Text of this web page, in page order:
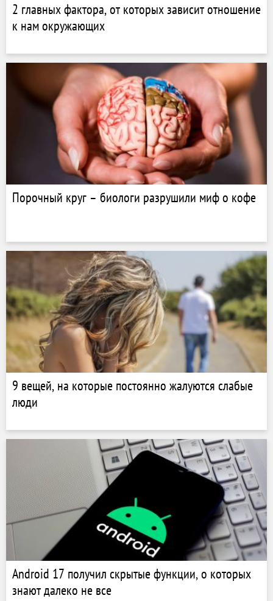
2 главных фактора, от которых зависит отношение
к нам окружающих
Порочный круг – биологи разрушили миф о кофе
9 вещей, на которые постоянно жалуются слабые
люди
Android 17 получил скрытые функции, о которых
знают далеко не все